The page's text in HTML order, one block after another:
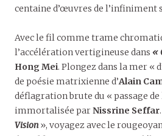
centaine d’œuvres de l’infiniment
Avec le fil comme trame
l’accélération vertigineuse dans «
Hong Mei. Plongez dans la mer «
de poésie matrixienne d’Alain
déflagration brute du « passage
immortalisée parNissrine Seffar
Vision», voyagez avec le